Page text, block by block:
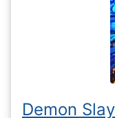
Demon